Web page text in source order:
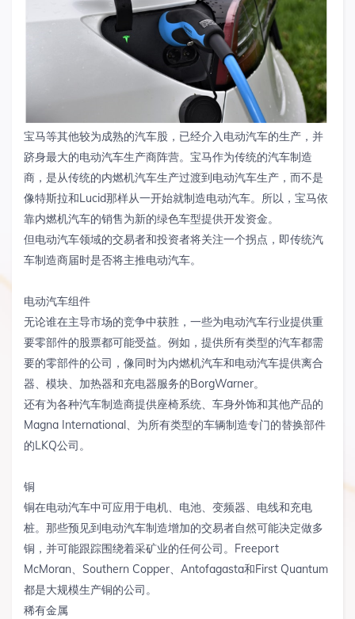
宝马等其他较为成熟的汽车股，已经介入电动汽车的生产，并
跻身最大的电动汽车生产商阵营。宝马作为传统的汽车制造
商，是从传统的内燃机汽车生产过渡到电动汽车生产，而不是
像特斯拉和Lucid那样从一开始就制造电动汽车。所以，宝马依
靠内燃机汽车的销售为新的绿色车型提供开发资金。
但电动汽车领域的交易者和投资者将关注一个拐点，即传统汽
车制造商届时是否将主推电动汽车。
电动汽车组件
无论谁在主导市场的竞争中获胜，一些为电动汽车行业提供重
要零部件的股票都可能受益。例如，提供所有类型的汽车都需
要的零部件的公司，像同时为内燃机汽车和电动汽车提供离合
器、模块、加热器和充电器服务的BorgWarner。
还有为各种汽车制造商提供座椅系统、车身外饰和其他产品的
Magna International、为所有类型的车辆制造专门的替换部件
的LKQ公司。
铜
铜在电动汽车中可应用于电机、电池、变频器、电线和充电
桩。那些预见到电动汽车制造增加的交易者自然可能决定做多
铜，并可能跟踪围绕着采矿业的任何公司。Freeport
McMoran、Southern Copper、Antofagasta和First Quantum
都是大规模生产铜的公司。
稀有金属